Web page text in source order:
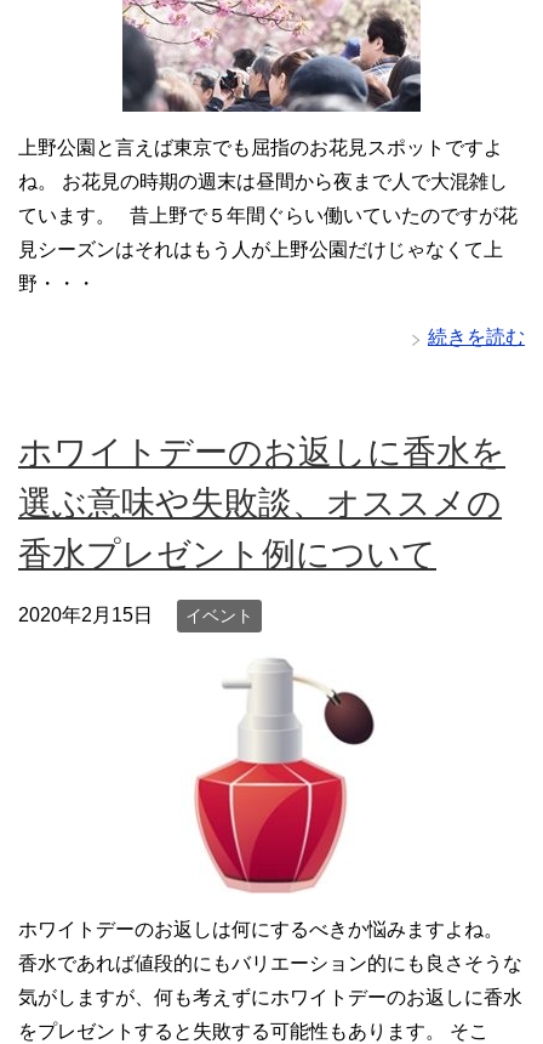
上野公園と言えば東京でも屈指のお花見スポットですよ
ね。 お花見の時期の週末は昼間から夜まで人で大混雑し
ています。 昔上野で５年間ぐらい働いていたのですが花
見シーズンはそれはもう人が上野公園だけじゃなくて上
野・・・
続きを読む
ホワイトデーのお返しに香水を
選ぶ意味や失敗談、オススメの
香水プレゼント例について
2020年2月15日 イベント
ホワイトデーのお返しは何にするべきか悩みますよね。
香水であれば値段的にもバリエーション的にも良さそうな
気がしますが、何も考えずにホワイトデーのお返しに香水
をプレゼントすると失敗する可能性もあります。 そこ